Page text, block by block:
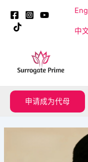
中
申请成为代母
navigation